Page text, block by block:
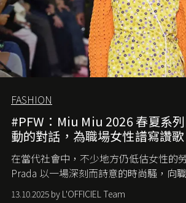
FASHION
#PFW：Miu Miu 2026 春夏系
動的對話，為職場女性譜寫讚歌
在當代社會中，不少地方仍低估女性的
Prada 以一場深刻而詩意的時尚騷，向
13.10.2025 by L'OFFICIEL Team